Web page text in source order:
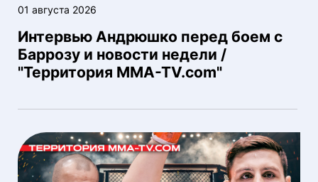
01 августа 2026
Интервью Андрюшко перед боем с
Баррозу и новости недели /
"Территория MMA-TV.com"